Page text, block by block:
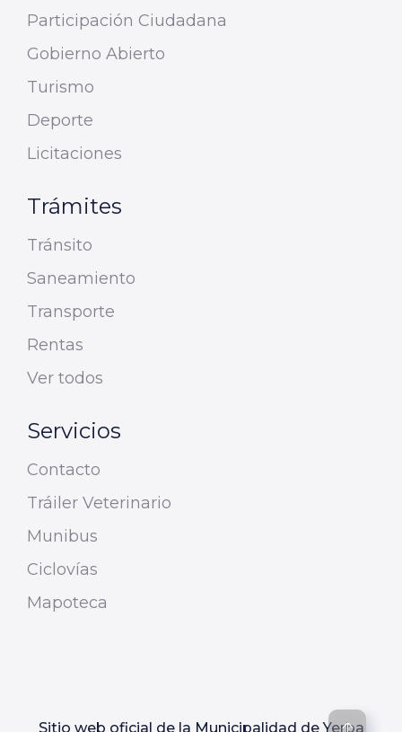
Participación Ciudadana
Gobierno Abierto
Turismo
Deporte
Licitaciones
Trámites
Tránsito
Saneamiento
Transporte
Rentas
Ver todos
Servicios
Contacto
Tráiler Veterinario
Munibus
Ciclovías
Mapoteca
Sitio web oficial de la Municipalidad de Yerba